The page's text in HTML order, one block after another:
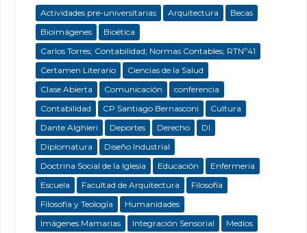
Actividades pre-universitarias Arquitectura
Becas
Bioimágenes
Bioética
Carlos Torres; Contabilidad; Normas Contables; RTNº41
Certamen Literario
Ciencias de la Salud
Clase Abierta
Comunicación
conferencia
Contabilidad
CP Santiago Bernasconi
Cultura
Dante Alghieri
Deportes Derecho
DI
Diplomatura
Diseño Industrial
Doctrina Social de la Iglesia
Educación
Enfermeria
Escuela
Facultad de Arquitectura
Filosofía
Filosofía y Teología
Humanidades
Imágenes Mamarias
Integración Sensorial
Medios